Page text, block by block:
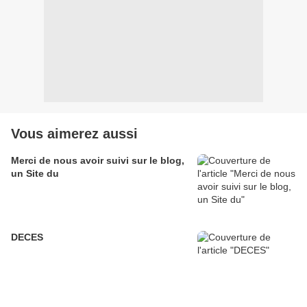
Vous aimerez aussi
Merci de nous avoir suivi sur le blog,
un Site du
DECES